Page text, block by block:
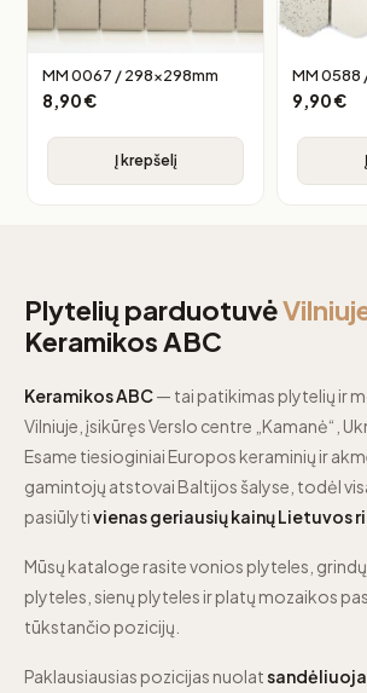
MM 0067 / 298x298mm
8,90€
Į krepšelį
MM 0588
9,90€
Plytelių parduotuvė
Keramikos ABC
Keramikos ABC— tai patikimas plytelių ir
Vilniuje, įsikūręs Verslo centre „Kamanė“,
Esame tiesioginiai Europos keraminių ir
gamintojų atstovai Baltijos šalyse, todėl
pasiūlytivienas geriausių kainų Lietuvos
Mūsų kataloge rasite vonios plyteles,
plyteles, sienų plyteles ir platų mozaikos
tūkstančio pozicijų.
Paklausiausias pozicijas nuolat